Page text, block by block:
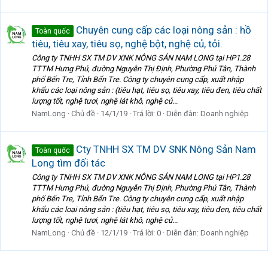
Toàn quốc
Chuyên cung cấp các loại nông sản : hồ
tiêu, tiêu xay, tiêu sọ, nghệ bột, nghệ củ, tỏi.
Công ty TNHH SX TM DV XNK NÔNG SẢN NAM LONG tại HP1.28
TTTM Hưng Phú, đường Nguyễn Thị Định, Phường Phú Tân, Thành
phố Bến Tre, Tỉnh Bến Tre. Công ty chuyên cung cấp, xuất nhập
khẩu các loại nông sản : (tiêu hạt, tiêu sọ, tiêu xay, tiêu đen, tiêu chất
lượng tốt, nghệ tươi, nghệ lát khô, nghệ củ...
NamLong
Chủ đề 14/1/19 Trả lời: 0 Diễn đàn: Doanh nghiệp
Toàn quốc
Cty TNHH SX TM DV SNK Nông Sản Nam
Long tìm đối tác
Công ty TNHH SX TM DV XNK NÔNG SẢN NAM LONG tại HP1.28
TTTM Hưng Phú, đường Nguyễn Thị Định, Phường Phú Tân, Thành
phố Bến Tre, Tỉnh Bến Tre. Công ty chuyên cung cấp, xuất nhập
khẩu các loại nông sản : (tiêu hạt, tiêu sọ, tiêu xay, tiêu đen, tiêu chất
lượng tốt, nghệ tươi, nghệ lát khô, nghệ củ...
NamLong
Chủ đề 12/1/19 Trả lời: 0 Diễn đàn: Doanh nghiệp